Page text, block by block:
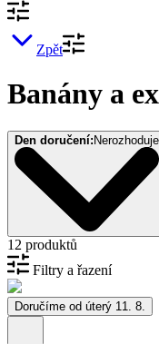
Zpět
Banány a
Den doručení: Nerozhoduje
12 produktů
Filtry a řazení
Doručíme od úterý 11. 8.